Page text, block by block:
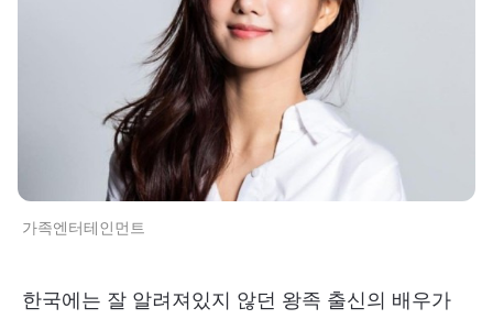
가족엔터테인먼트
한국에는 잘 알려져있지 않던 왕족 출신의 배우가